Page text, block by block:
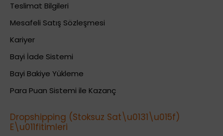
Teslimat Bilgileri
Mesafeli Satış Sözleşmesi
Kariyer
Bayi İade Sistemi
Bayi Bakiye Yükleme
Para Puan Sistemi ile Kazanç
Dropshipping (Stoksuz Sat\u0131\u015f)
E\u011fitimleri